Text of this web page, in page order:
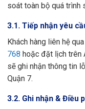
soát toàn bộ quá trình
3.1. Tiếp nhận yêu
Khách hàng liên hệ
768 hoặc đặt lịch trên
sẽ ghi nhận thông tin
Quận 7.
3.2. Ghi nhận & Điều